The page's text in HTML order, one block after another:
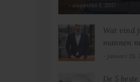
augustus 1, 2017
Wat vind
mannen
kleding?
januari 29,
De 5